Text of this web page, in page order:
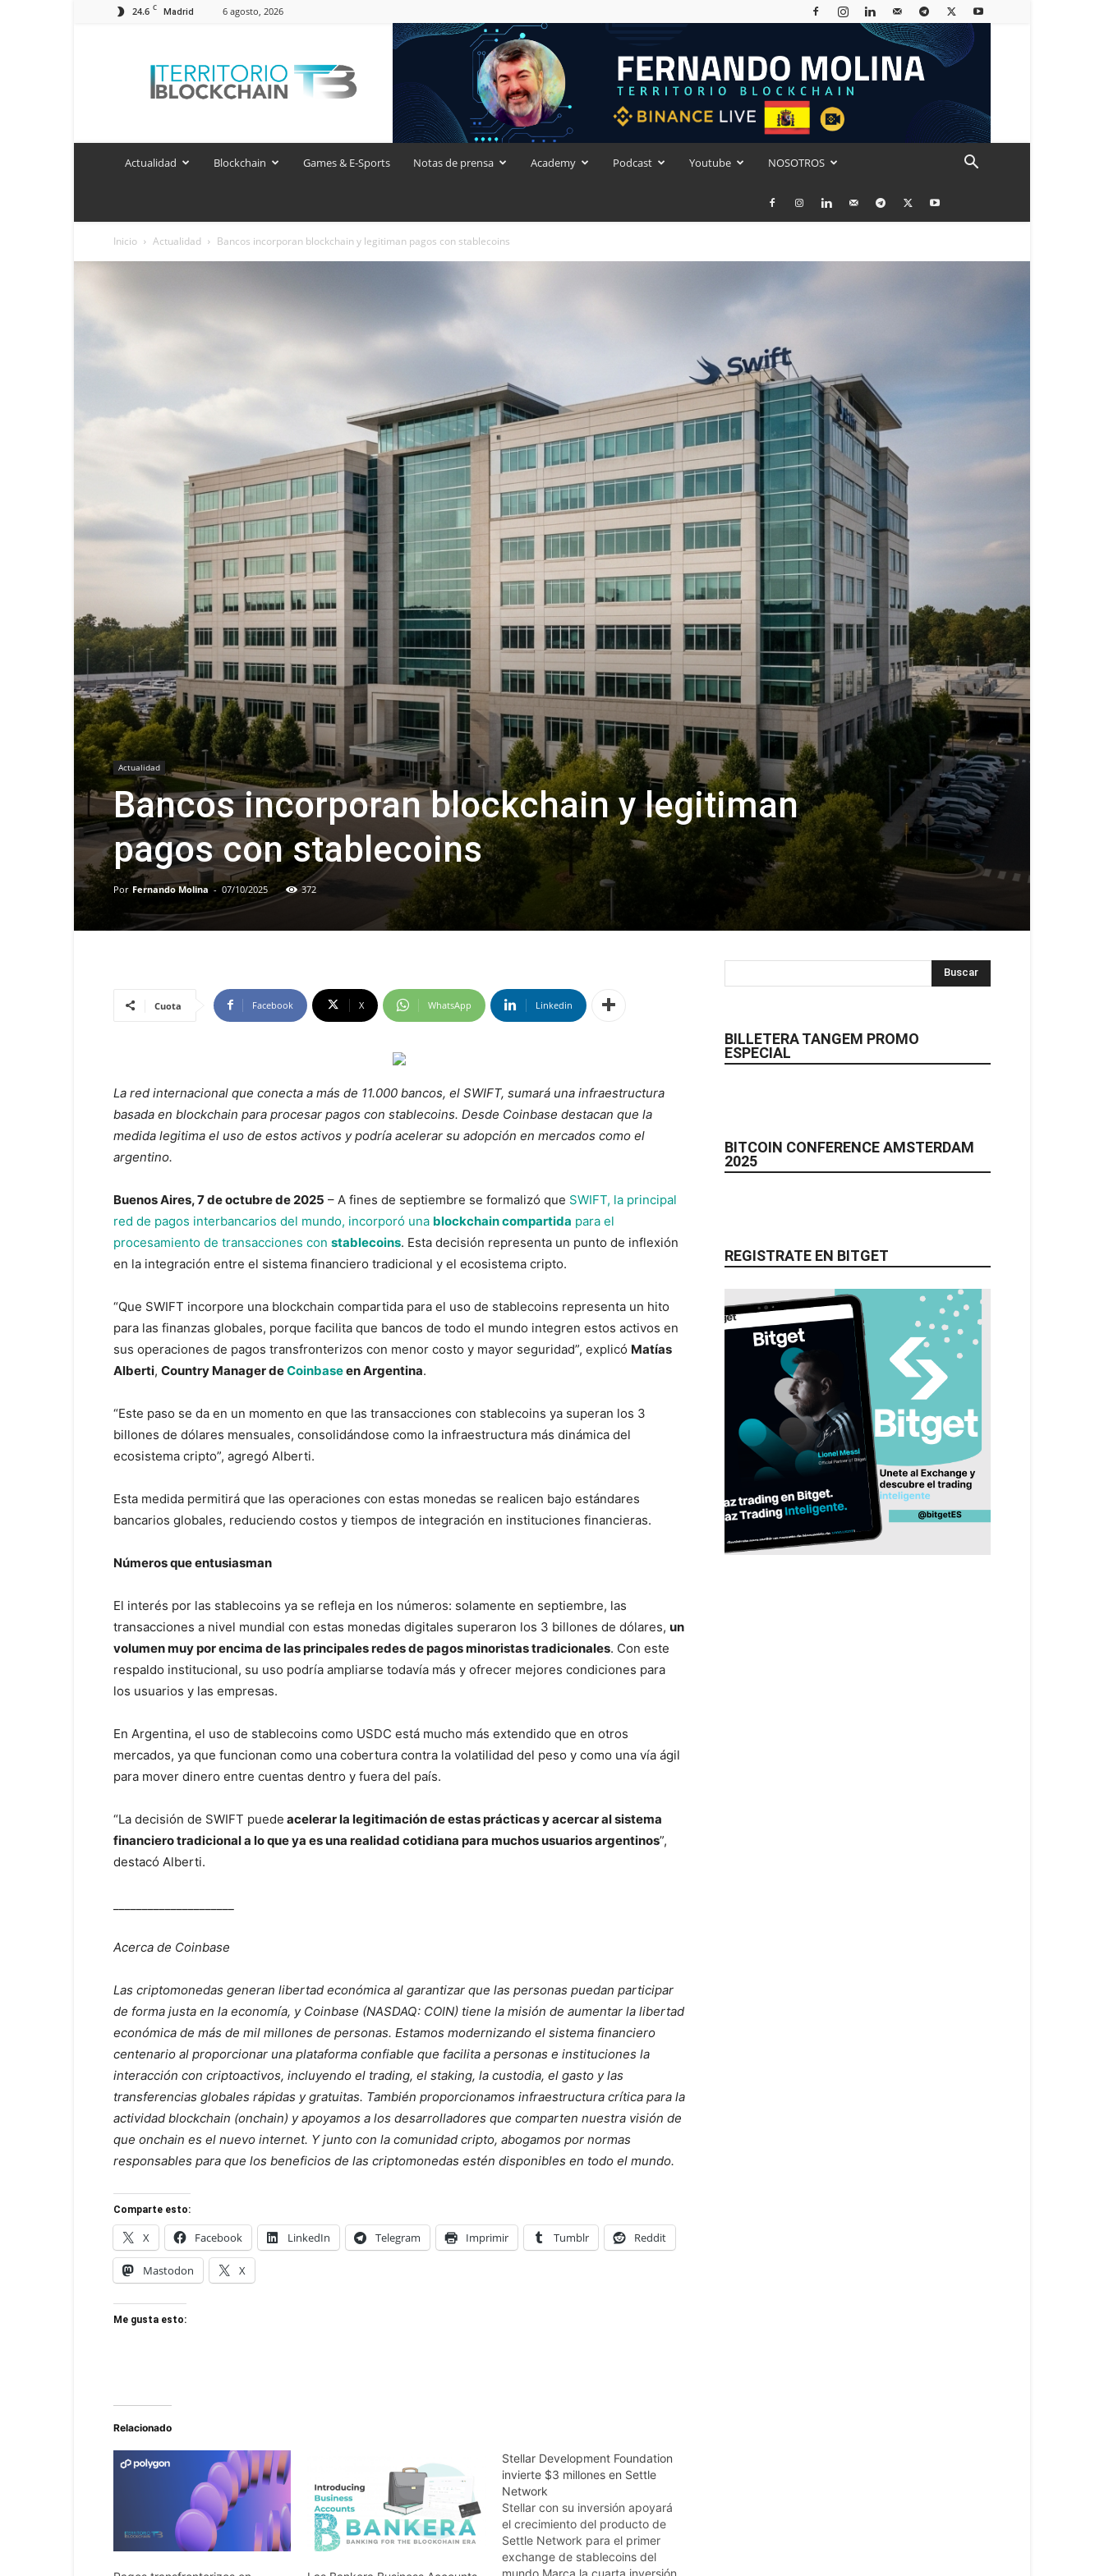
24.6 C Madrid 6 agosto, 2026
Blockchain
Actualidad Blockchain Games & E-Sports Notas de prensa Academy Podcast Youtube NOSOTROS
Inicio Actualidad Bancos incorporan blockchain y legitiman pagos con stablecoins
Actualidad
Bancos incorporan blockchain y legitiman
pagos con stablecoins
Por Fernando Molina - 07/10/2025 372
Cuota Facebook X WhatsApp Linkedin
La red internacional que conecta a más de 11.000 bancos, el SWIFT, sumará una infraestructura
basada en blockchain para procesar pagos con stablecoins. Desde Coinbase destacan que la
medida legitima el uso de estos activos y podría acelerar su adopción en mercados como el
argentino.
Buenos Aires, 7 de octubre de 2025 – A fines de septiembre se formalizó que SWIFT, la principal
red de pagos interbancarios del mundo, incorporó una blockchain compartida para el
procesamiento de transacciones con stablecoins. Esta decisión representa un punto de inflexión
en la integración entre el sistema financiero tradicional y el ecosistema cripto.
“Que SWIFT incorpore una blockchain compartida para el uso de stablecoins representa un hito
para las finanzas globales, porque facilita que bancos de todo el mundo integren estos activos en
sus operaciones de pagos transfronterizos con menor costo y mayor seguridad”, explicó Matías
Alberti, Country Manager deCoinbaseen Argentina.
“Este paso se da en un momento en que las transacciones con stablecoins ya superan los 3
billones de dólares mensuales, consolidándose como la infraestructura más dinámica del
ecosistema cripto”, agregó Alberti.
Esta medida permitirá que las operaciones con estas monedas se realicen bajo estándares
bancarios globales, reduciendo costos y tiempos de integración en instituciones financieras.
Números que entusiasman
El interés por las stablecoins ya se refleja en los números: solamente en septiembre, las
transacciones a nivel mundial con estas monedas digitales superaron los 3 billones de dólares, un
volumen muy por encima de las principales redes de pagos minoristas tradicionales. Con este
respaldo institucional, su uso podría ampliarse todavía más y ofrecer mejores condiciones para
los usuarios y las empresas.
En Argentina, el uso de stablecoins como USDC está mucho más extendido que en otros
mercados, ya que funcionan como una cobertura contra la volatilidad del peso y como una vía ágil
para mover dinero entre cuentas dentro y fuera del país.
“La decisión de SWIFT puede acelerar la legitimación de estas prácticas y acercar al sistema
financiero tradicional a lo que ya es una realidad cotidiana para muchos usuarios argentinos”,
destacó Alberti.
Acerca de Coinbase
Las criptomonedas generan libertad económica al garantizar que las personas puedan participar
de forma justa en la economía, y Coinbase (NASDAQ: COIN) tiene la misión de aumentar la libertad
económica de más de mil millones de personas. Estamos modernizando el sistema financiero
centenario al proporcionar una plataforma confiable que facilita a personas e instituciones la
interacción con criptoactivos, incluyendo el trading, el staking, la custodia, el gasto y las
transferencias globales rápidas y gratuitas. También proporcionamos infraestructura crítica para la
actividad blockchain (onchain) y apoyamos a los desarrolladores que comparten nuestra visión de
que onchain es el nuevo internet. Y junto con la comunidad cripto, abogamos por normas
responsables para que los beneficios de las criptomonedas estén disponibles en todo el mundo.
Comparte esto:
X Facebook LinkedIn Telegram Imprimir Tumblr Reddit
Mastodon X
Me gusta esto:
Relacionado
Stellar Development Foundation
invierte $3 millones en Settle
Network
Stellar con su inversión apoyará
el crecimiento del producto de
Settle Network para el primer
exchange de stablecoins del
mundo.Marca la cuarta inversión
BILLETERA TANGEM PROMO
ESPECIAL
BITCOIN CONFERENCE AMSTERDAM
2025
REGISTRATE EN BITGET